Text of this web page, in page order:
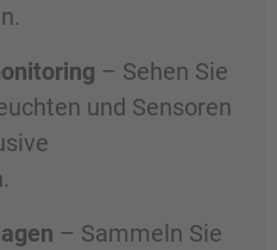
– Sehen Sie
und Sensoren
– Sammeln Sie